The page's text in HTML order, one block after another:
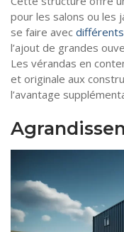
pour les salons ou les
se faire avec
l’ajout de grandes
Les vérandas en
et originale aux
l’avantage